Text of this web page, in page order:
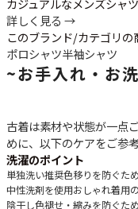
カジュアルなメンズシャ
詳しく見る →
このブランド/カテゴリの
ポロシャツ半袖シャツ
~お手入れ・お
古着は素材や状態が一点
めに、以下のケアをご参
洗濯のポイント
単独洗い推奨色移りを防ぐた
中性洗剤を使用おしゃれ着用
陰干し色褪せ・縮みを防ぐた